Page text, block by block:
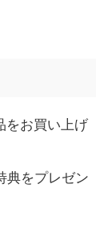
をお買い上げ
典をプレゼン